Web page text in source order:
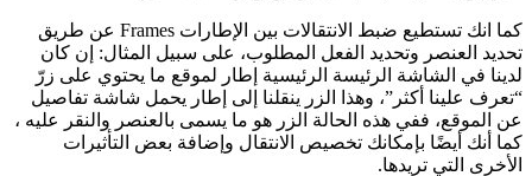
كما انك تستطيع ضبط الانتقالات بين الإطارات Frames عن طريق
تحديد العنصر وتحديد الفعل المطلوب، على سبيل المثال: إن كان
لدينا في الشاشة الرئيسة الرئيسية إطار لموقع ما يحتوي على زرّ
“تعرف علينا أكثر”، وهذا الزر ينقلنا إلى إطار يحمل شاشة تفاصيل
عن الموقع، ففي هذه الحالة الزر هو ما يسمى بالعنصر والنقر عليه ،
كما أنك أيضًا بإمكانك تخصيص الانتقال وإضافة بعض التأثيرات
الأخرى التي تريدها.